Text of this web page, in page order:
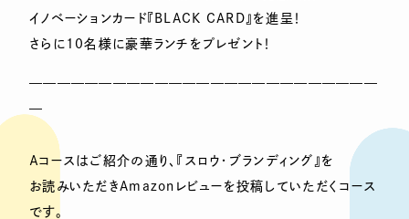
イノベーションカード『BLACK CARD』を進呈！
さらに10名様に豪華ランチをプレゼント！
—————————————————————————
—
Ａコースはご紹介の通り、『スロウ・ブランディング』を
お読みいただきAmazonレビューを投稿していただくコース
です。